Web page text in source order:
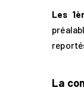
Les
La